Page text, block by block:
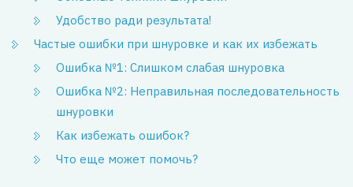
Удобство ради результата!
Частые ошибки при шнуровке и как их избежать
Ошибка №1: Слишком слабая шнуровка
Ошибка №2: Неправильная последовательность
шнуровки
Как избежать ошибок?
Что еще может помочь?